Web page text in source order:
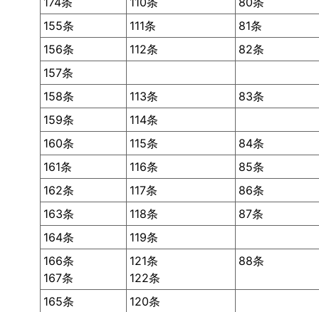
155条
111条
81条
156条
112条
82条
157条
158条
113条
83条
159条
114条
160条
115条
84条
161条
116条
85条
162条
117条
86条
163条
118条
87条
164条
119条
166条
167条
121条
122条
88条
165条
120条